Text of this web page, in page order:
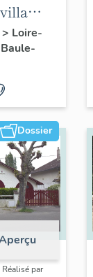
> Loire-
Dossier
par